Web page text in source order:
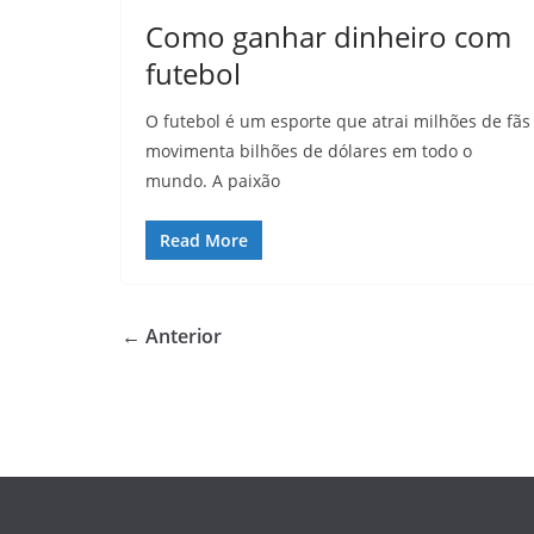
Como ganhar dinheiro com
futebol
O futebol é um esporte que atrai milhões de fãs
movimenta bilhões de dólares em todo o
mundo. A paixão
Read More
← Anterior